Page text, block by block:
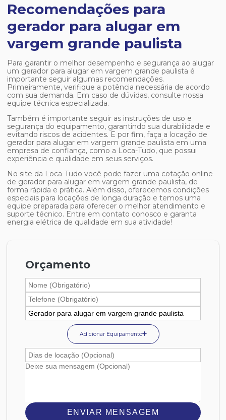
Recomendações para
gerador para alugar em
vargem grande paulista
Para garantir o melhor desempenho e segurança ao alugar
um gerador para alugar em vargem grande paulista é
importante seguir algumas recomendações.
Primeiramente, verifique a potência necessária de acordo
com sua demanda. Em caso de dúvidas, consulte nossa
equipe técnica especializada.
Também é importante seguir as instruções de uso e
segurança do equipamento, garantindo sua durabilidade e
evitando riscos de acidentes. E por fim, faça a locação de
gerador para alugar em vargem grande paulista em uma
empresa de confiança, como a Loca-Tudo, que possui
experiência e qualidade em seus serviços.
No site da Loca-Tudo você pode fazer uma cotação online
de gerador para alugar em vargem grande paulista, de
forma rápida e prática. Além disso, oferecemos condições
especiais para locações de longa duração e temos uma
equipe preparada para oferecer o melhor atendimento e
suporte técnico. Entre em contato conosco e garanta
energia elétrica de qualidade em sua atividade!
Orçamento
Adicionar Equipamento
ENVIAR MENSAGEM